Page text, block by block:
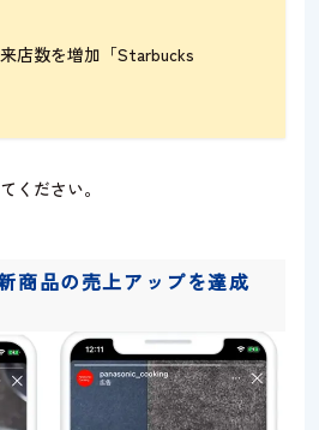
店数を増加「Starbucks
ください。
商品の売上アップを達成